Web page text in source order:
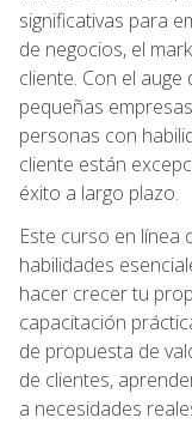
significativas para
de negocios, el
cliente. Con el
pequeñas
personas con
cliente están
éxito a largo plazo.
Este curso en línea
habilidades
hacer crecer tu
capacitación
de propuesta de
de clientes,
a necesidades